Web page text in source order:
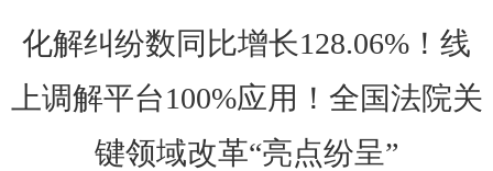
化解纠纷数同比增长128.06%！线
上调解平台100%应用！全国法院关
键领域改革“亮点纷呈”